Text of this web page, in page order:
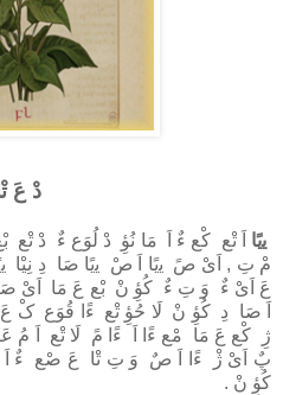
دْ عَ
ﻳﯾًﺎ اَ ﺗْﻊ ﻛْﻊ ءٌ اَ ﻣَﺎ ﻧُﻮِٔ دْ ﻟُﻮَع ءٌ دْ
مْ تِ , اَىْ صً ﻳﯾًﺎ اَ صْ ﻳﯾًﺎ ﺻَﺎ دِ ﻧِﯿْﺎ
عَ اَىْ ءٌ وَ تِ ءٌ ﻛُﻮِٔ نْ ﺑْﻊ عَ ﻣَﺎ اَىْ
اَ ﺻَﺎ دِ ﻛُﻮِٔ نْ ﻟَﺎ ﺣُﻮِٔ ﺗْﻊ ءًا ﻗُﻮَع کْ
ژِ ﻛْﻊ عَ ﻣَﺎ ﻣْﻊ ءًا اَ ءًا مً ﻟَﺎ ﺗْﻊ اَ
پٌ اَىْ ژْ ءًا اَ صٌ وَ تِ ﺗْﺎ عَ ﺻْﻊ ءٌ اَ
ﻛُﻮِٔ نْ .